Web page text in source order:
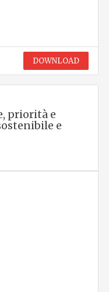
DOWNLOAD
priorità e
e